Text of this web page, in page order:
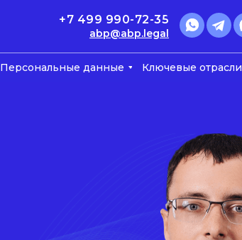
Персональные данные Ключевые отрасли
abp@abp.legal
+7 499 990-72-35